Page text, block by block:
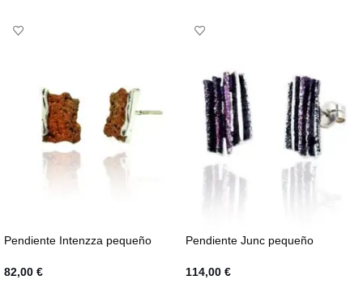
Pendiente Intenzza pequeño
82,00 €
Pendiente Junc pequeño
114,00 €